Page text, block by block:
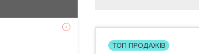
ТОП ПРОДАЖІВ